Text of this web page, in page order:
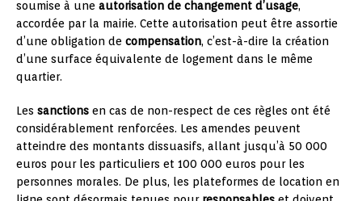
soumise à une autorisation de changement d’usage,
accordée par la mairie. Cette autorisation peut être assortie
d’une obligation de compensation, c’est-à-dire la création
d’une surface équivalente de logement dans le même
quartier.
Les sanctions en cas de non-respect de ces règles ont été
considérablement renforcées. Les amendes peuvent
atteindre des montants dissuasifs, allant jusqu’à 50 000
euros pour les particuliers et 100 000 euros pour les
personnes morales. De plus, les plateformes de location en